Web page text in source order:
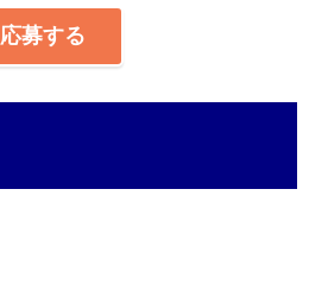
応募する